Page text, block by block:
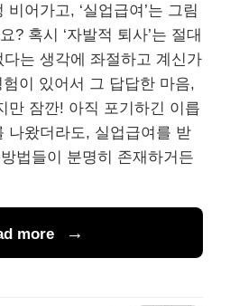
어가고, ‘실업급여’는 그림
? 혹시 ‘자발적 퇴사’는 절대
는 생각에 좌절하고 계신가
이 있어서 그 답답한 마음,
만 잠깐! 아직 포기하긴 이릅
나왔더라도, 실업급여를 받
법들이 분명히 존재하거든
more